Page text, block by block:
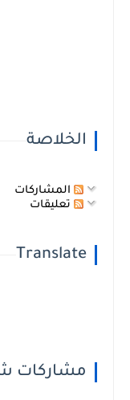
الخلاصة
المشاركات
تعليقات
Translate
مشاركات